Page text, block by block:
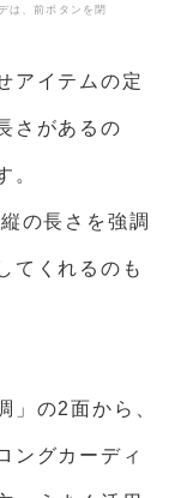
は、前ボタンを閉
アイテムの定
さがあるの
。
の長さを強調
てくれるのも
」の2面から、
ングカーディ